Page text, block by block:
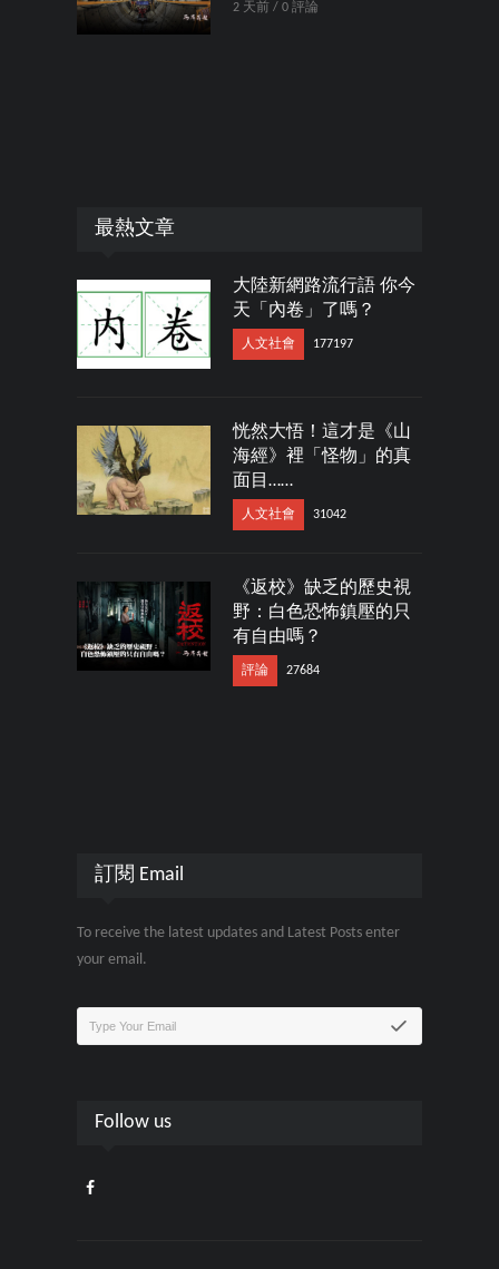
2 天前 / 0 評論
最熱文章
大陸新網路流行語 你今
天「內卷」了嗎？
人文社會 177197
恍然大悟！這才是《山
海經》裡「怪物」的真
面目……
人文社會 31042
《返校》缺乏的歷史視
野：白色恐怖鎮壓的只
有自由嗎？
評論 27684
訂閱 Email
To receive the latest updates and Latest Posts enter
your email.
Follow us